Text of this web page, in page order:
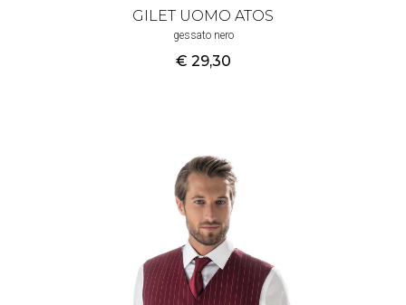
GILET UOMO ATOS
gessato nero
€ 29,30